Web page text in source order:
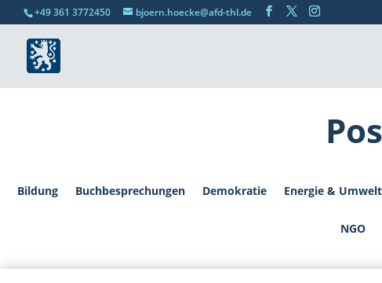
+49 361 3772450 bjoern.hoecke@afd-thl.de
Bildung Buchbesprechungen Demokratie Energie & Umwelt
NGO